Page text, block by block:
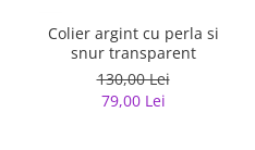
Colier argint cu perla si
snur transparent
130,00 Lei
79,00 Lei